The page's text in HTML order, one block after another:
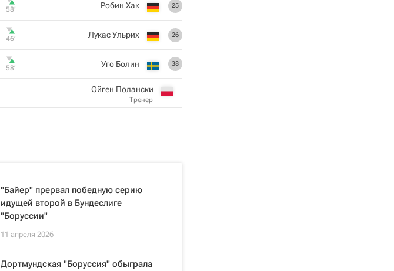
25
Робин Хак
58‎’‎
26
Лукас Ульрих
46‎’‎
38
Уго Болин
58‎’‎
Ойген Полански
Тренер
"Байер" прервал победную серию
идущей второй в Бундеслиге
"Боруссии"
11 апреля 2026
Дортмундская "Боруссия" обыграла